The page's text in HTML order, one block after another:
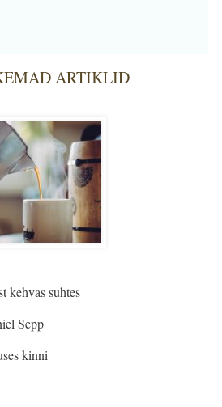
ARTIKLID
kehvas suhtes
Sepp
kinni